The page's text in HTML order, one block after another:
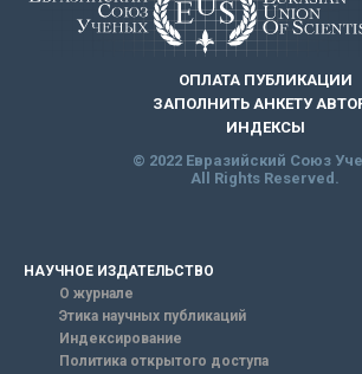
ОПЛАТА ПУБЛИКАЦИИ
ЗАПОЛНИТЬ АНКЕТУ
ИНДЕКСЫ
© 2022 Евразийский Союз
All Rights Reserved.
НАУЧНОЕ ИЗДАТЕЛЬСТВО
О журнале
Этика научных публикаций
Индексирование
Политика открытого доступа